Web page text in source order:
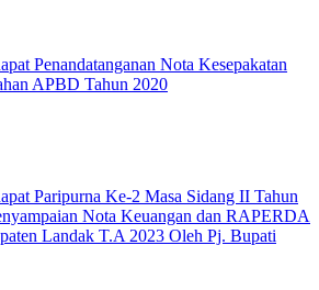
Penandatanganan Nota Kesepakatan
APBD Tahun 2020
Paripurna Ke-2 Masa Sidang II Tahun
Nota Keuangan dan RAPERDA
Landak T.A 2023 Oleh Pj. Bupati